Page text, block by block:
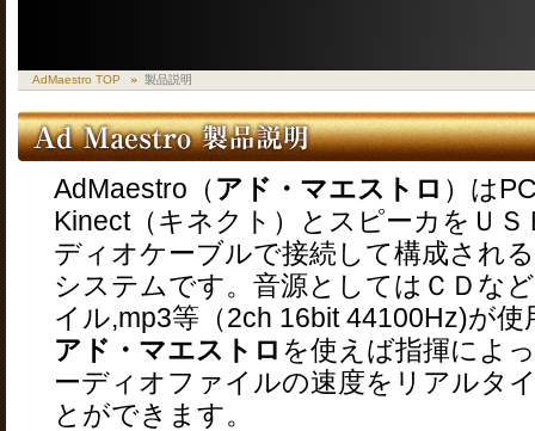
AdMaestro TOP 製品説明
AdMaestro（アド・マエストロ ）は
Kinect（キネクト）とスピーカをＵ
ディオケーブルで接続して構成され
システムです。音源としてはＣＤな
イル,mp3等（2ch 16bit 44100Hz)が
アド・マエストロ を使えば指揮によ
ーディオファイルの速度をリアルタ
とができます。